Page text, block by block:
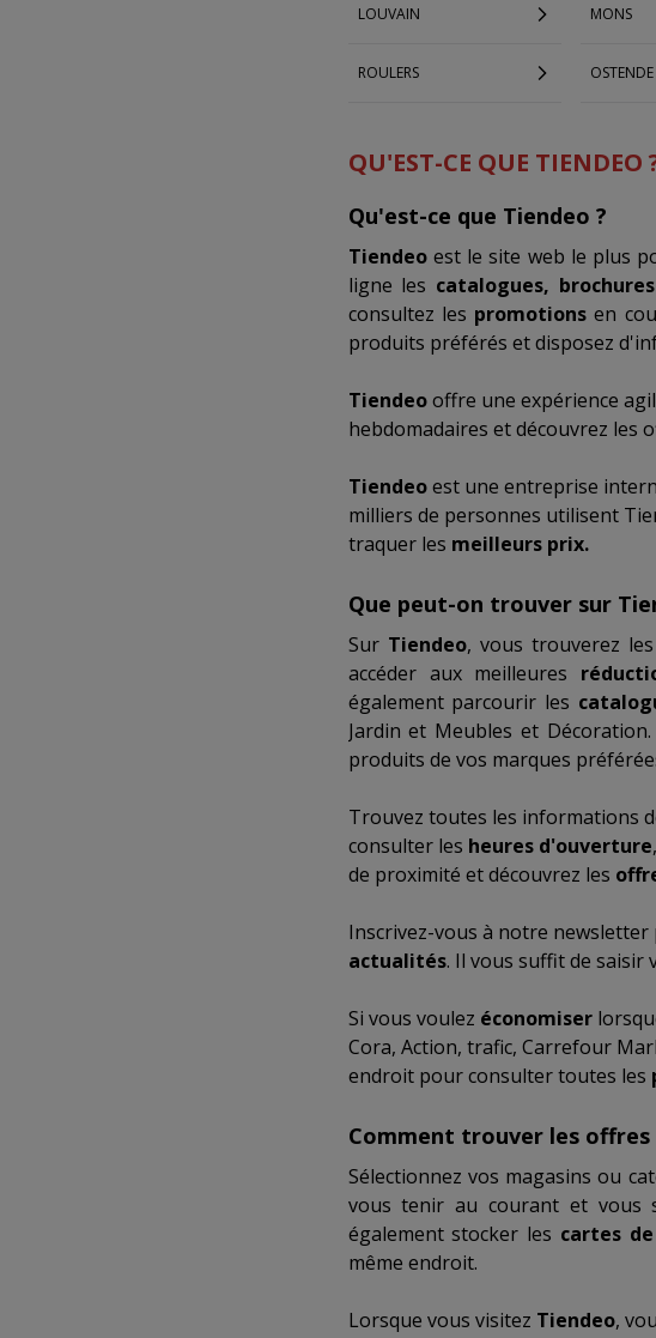
LOUVAIN MONS
ROULERS OSTENDE
QU'EST-CE QUE TIENDEO
Qu'est-ce que Tiendeo ?
Tiendeoest le site web le plus
ligne les catalogues, brochures
consultez les promotions en
produits préférés et disposez
Tiendeooffre une expérience
hebdomadaires et découvrez les
Tiendeoest une entreprise
milliers de personnes utilisent
traquer les meilleurs prix.
Que peut-on trouver sur
Sur Tiendeo, vous trouverez les
accéder aux meilleures
également parcourir les
Jardin et Meubles et Décoration
produits de vos marques
Trouvez toutes les informations
consulter les heures d'ouverture
de proximité et découvrez les
Inscrivez-vous à notre
actualités. Il vous suffit de saisir
Si vous voulez économiser
Cora, Action, trafic, Carrefour
endroit pour consulter toutes les
Comment trouver les offres
Sélectionnez vos magasins ou
vous tenir au courant et vous
également stocker les cartes
même endroit.
Lorsque vous visitez Tiendeo,